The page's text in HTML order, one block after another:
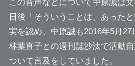
この音声などについて中原誠は
日後「そういうことは、あった
実を認め、中原誠も2016年5月
林葉直子との週刊誌沙汰で活動
ついて言及をしていました。